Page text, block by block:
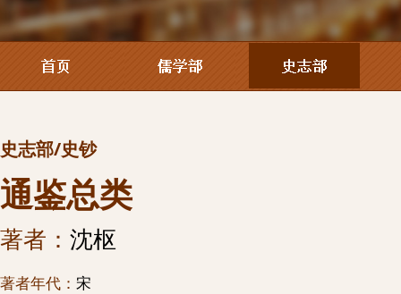
史志部/史钞
通鉴总类
著者： 沈枢
著者年代： 宋